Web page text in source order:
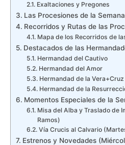
Exaltaciones y Pregones
Las Procesiones de la
Recorridos y Rutas de las
Mapa de los Recorridos de
Destacados de las
Hermandad del Cautivo
Hermandad del Amor
Hermandad de la Vera+Cruz
Hermandad de la
Momentos Especiales de la
Misa del Alba y Traslado de
Ramos)
Vía Crucis al Calvario
Estrenos y Novedades